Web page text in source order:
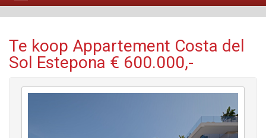
Te koop Appartement Costa del
Sol Estepona € 600.000,-